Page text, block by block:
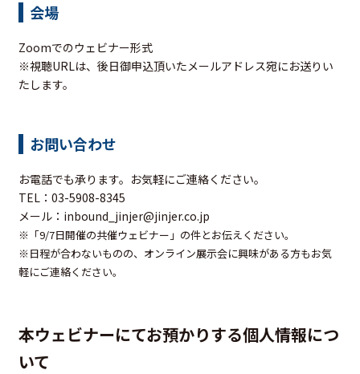
会場
Zoomでのウェビナー形式
※視聴URLは、後日御申込頂いたメールアドレス宛にお送りい
たします。
お問い合わせ
お電話でも承ります。お気軽にご連絡ください。
TEL：03-5908-8345
メール： inbound_jinjer@jinjer.co.jp
※「9/7日開催の共催ウェビナー 」の件とお伝えください。
※日程が合わないものの、オンライン展示会に興味がある方もお気
軽にご連絡ください。
本ウェビナーにてお預かりする個人情報につ
いて